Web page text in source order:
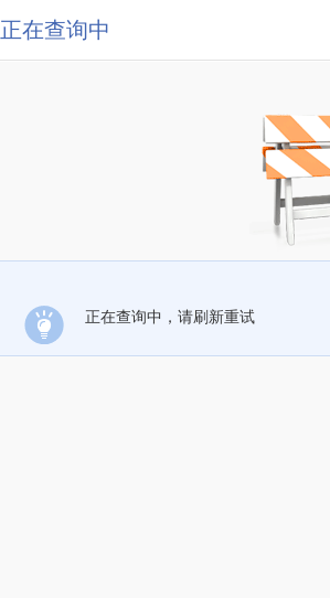
正在查询中
正在查询中，请刷新重试